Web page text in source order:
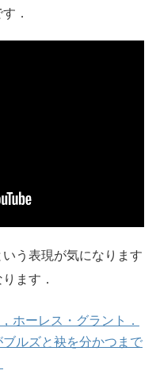
．
う表現が気になります
ます．
ホーレス・グラント．
ブルズと袂を分かつまで